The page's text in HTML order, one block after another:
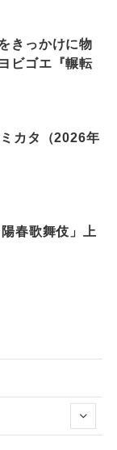
きっかけに物
ビゴエ『輾転
カタ（2026年
陽春歌舞伎」上